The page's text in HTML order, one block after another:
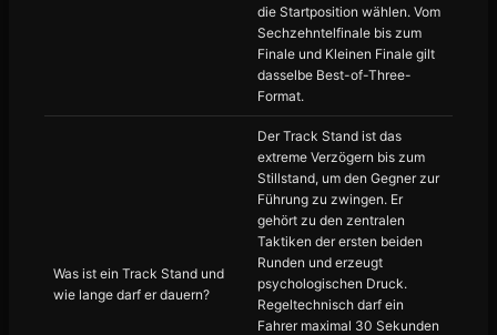
die Startposition wählen. Vom
Sechzehntelfinale bis zum
Finale und Kleinen Finale gilt
dasselbe Best-of-Three-
Format.
Was ist ein Track Stand und
wie lange darf er dauern?
Der Track Stand ist das
extreme Verzögern bis zum
Stillstand, um den Gegner zur
Führung zu zwingen. Er
gehört zu den zentralen
Taktiken der ersten beiden
Runden und erzeugt
psychologischen Druck.
Regeltechnisch darf ein
Fahrer maximal 30 Sekunden